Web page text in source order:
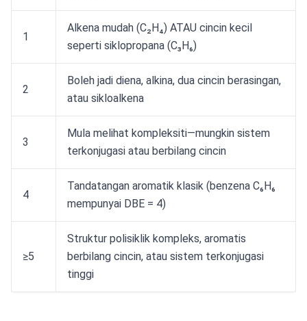
1
Alkena mudah (C₂H₄) ATAU cincin kecil
seperti siklopropana (C₃H₆)
2
Boleh jadi diena, alkina, dua cincin berasingan,
atau sikloalkena
3
Mula melihat kompleksiti—mungkin sistem
terkonjugasi atau berbilang cincin
4
Tandatangan aromatik klasik (benzena C₆H₆
mempunyai DBE = 4)
≥5
Struktur polisiklik kompleks, aromatis
berbilang cincin, atau sistem terkonjugasi
tinggi